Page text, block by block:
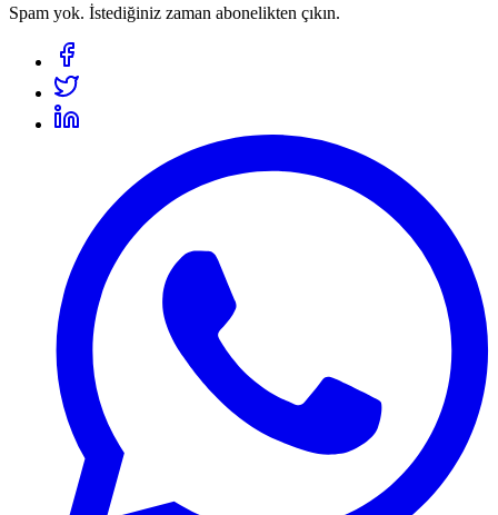
Spam yok. İstediğiniz zaman abonelikten çıkın.